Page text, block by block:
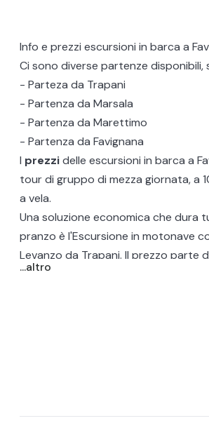
Info e prezzi escursioni in barca a
Ci sono diverse partenze disponibili,
- Parteza da Trapani
- Partenza da Marsala
- Partenza da Marettimo
- Partenza da Favignana
I prezzidelle escursioni in barca a
tour di gruppo di mezza giornata, a
a vela.
Una soluzione economica che dura
pranzo è l'Escursione in motonave
Levanzo da Trapani. Il prezzo parte
Tutte le escursioni includono
...altro